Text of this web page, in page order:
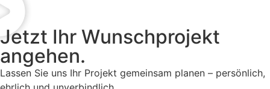
Jetzt Ihr Wunschprojekt
angehen.
Lassen Sie uns Ihr Projekt gemeinsam planen – persönlich,